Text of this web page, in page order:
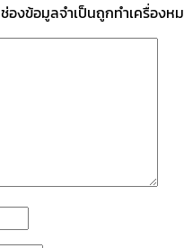
ช่องข้อมูลจำเป็นถูกทำเครื่องห